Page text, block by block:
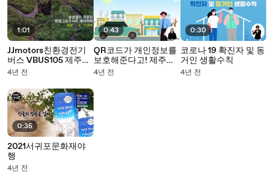
1:01
JJmotors친환경전기
버스 VBUS105 제주성
판악 등정
4년 전
0:35
2021서귀포문화재야
행
4년 전
0:43
QR코드가 개인정보를
보호해준다고! 제주주
차안심번호를 통해서
4년 전
0:30
코로나 19 확진자 및 동
거인 생활수칙
4년 전